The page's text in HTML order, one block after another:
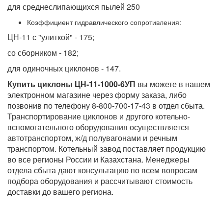
для среднеслипающихся пылей 250
Коэффициент гидравлического сопротивления:
ЦН-11 с "улиткой" - 175;
со сборником - 182;
для одиночных циклонов - 147.
Купить циклоны ЦН-11-1000-6УП вы можете в нашем
электронном магазине через форму заказа, либо
позвонив по телефону 8-800-700-17-43 в отдел сбыта.
Транспортирование циклонов и другого котельно-
вспомогательного оборудования осуществляется
автотранспортом, ж/д полувагонами и речным
транспортом. Котельный завод поставляет продукцию
во все регионы России и Казахстана. Менеджеры
отдела сбыта дают консультацию по всем вопросам
подбора оборудования и рассчитывают стоимость
доставки до вашего региона.